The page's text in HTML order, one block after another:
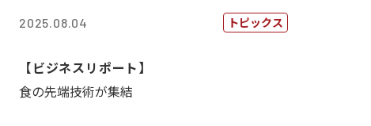
2025.08.04 トピックス
【ビジネスリポート】
食の先端技術が集結